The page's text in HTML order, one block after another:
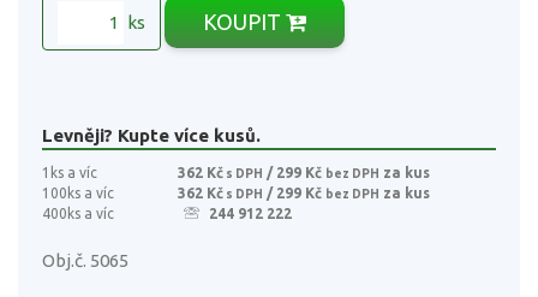
ks KOUPIT
Levněji? Kupte více kusů.
1ks a víc 362 Kč s DPH / 299 Kč bez DPH za kus
100ks a víc
362 Kč s DPH / 299 Kč bez DPH za kus
400ks a víc
244 912 222
Obj.č. 5065